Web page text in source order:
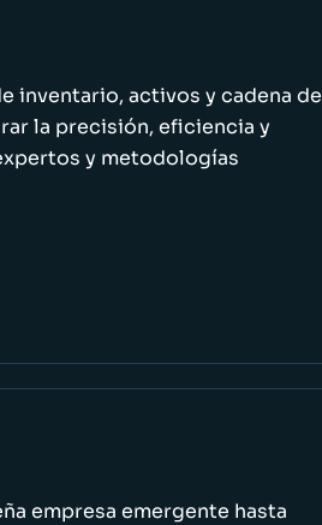
inventario, activos y cadena de
la precisión, eficiencia y
y metodologías
empresa emergente hasta